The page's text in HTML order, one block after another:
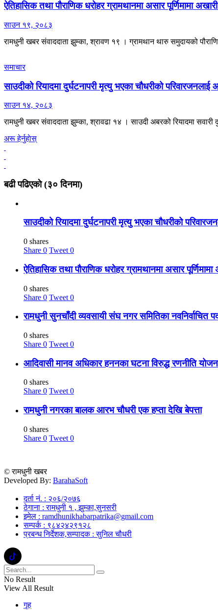
ऐतिहासिक तथा पौराणिक धरोहर ग्रामथानमा असार पूर्णिमामा
साउन १९, २०८३
रामधुनी खबर संवाददाता झुम्का, श्रावण १९ । ग्रामथान थारु समुदायको
समाचार
साउदीको रियादमा दुर्घटनापरी मृत्यु भएका चौधरीको
साउन १४, २०८३
रामधुनी खबर संवाददाता झुम्का, श्रावढा १४ । साउदी अबरको रियादमा
अरू हेर्नुहाेस्
बढी पढिएकाे (३० दिनमा)
साउदीको रियादमा दुर्घटनापरी मृत्यु भएका चौधरीको
0 shares
Share 0 Tweet 0
ऐतिहासिक तथा पौराणिक धरोहर ग्रामथानमा असार
0 shares
Share 0 Tweet 0
रामधुनी सुनचाँदी व्यवसायी संघ नगर समितिका नवनिर्वाचित
0 shares
Share 0 Tweet 0
आदिवासी मानव अधिकार हननका घटना विरुद्ध रणनीति योजना
0 shares
Share 0 Tweet 0
रामधुनी नगरका बालक आरभ चौधरी एक हप्ता देखि बेपत्ता
0 shares
Share 0 Tweet 0
© रामधुनी खबर
Developed By: BarahaSoft
दर्ता नं. : २०६/२०७६
ठेगाना : रामधुनी १ , झुम्का,सुनसरी
इमेल : ramdhunikhabarpatrika@gmail.com
सम्पर्क : ९८४२४२९१२८
प्रबन्ध निर्देशक,सम्पादक : सुनिल चौधरी
No Result
View All Result
गृह